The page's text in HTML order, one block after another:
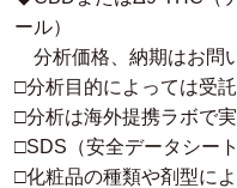
ール）
分析価格、納期はお問
□分析目的によっては受
□分析は海外提携ラボで実
□SDS（安全データシー
□化粧品の種類や剤型に